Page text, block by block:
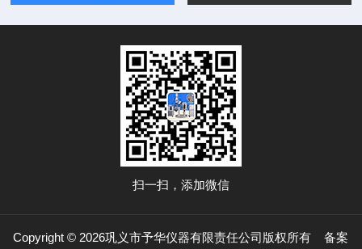
扫一扫，添加微信
Copyright © 2026巩义市予华仪器有限责任公司版权所有备案